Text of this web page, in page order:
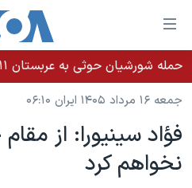
لینکهای
قابل
دسترسی
جهش
محتوای
اصلی
خانه
نسخه سبک وب‌سایت
موضوع ها
ایران
برنامه های تلویزیونی
حمله شورشیان حوثی به عربستان ۱۱ نفر را مجروح کرد
جمعه ۱۶ مرداد ۱۴۰۵ ایران ۰۶:۱۰
فؤاد سينيورا: از
نخواهم کرد